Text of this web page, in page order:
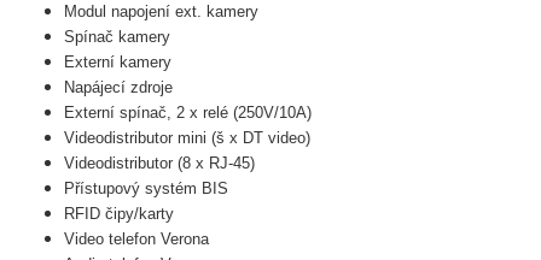
Modul napojení ext. kamery
Spínač kamery
Externí kamery
Napájecí zdroje
Externí spínač, 2 x relé (250V/10A)
Videodistributor mini (š x DT video)
Videodistributor (8 x RJ-45)
Přístupový systém BIS
RFID čipy/karty
Video telefon Verona